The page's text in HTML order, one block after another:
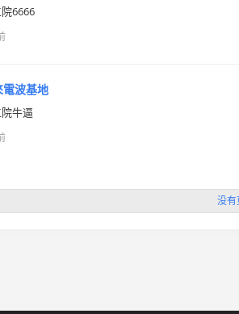
6666
電波基地
牛逼
没有